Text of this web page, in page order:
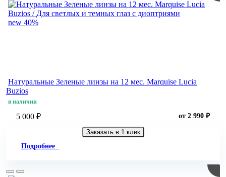
new 40%
Натуральные Зеленые линзы на 12 мес. Marquise Lucia
Buzios
в наличии
5 000 ₽ от 2 990 ₽
Заказать в 1 клик
Подробнее